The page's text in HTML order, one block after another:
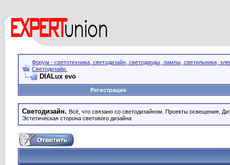
Форум - светотехника, светодизайн, светодиоды, лампы, светильники,
Светодизайн.
DIALux evo
Регистрация
Светодизайн. Всё, что связано со светодизайном. Проекты освещения,
Эстетическая сторона светового дизайна